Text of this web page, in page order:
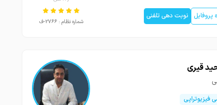
نوبت دهی تلفنی
شماره نظام : 2766-ف
قیری
فیزیوتراپی